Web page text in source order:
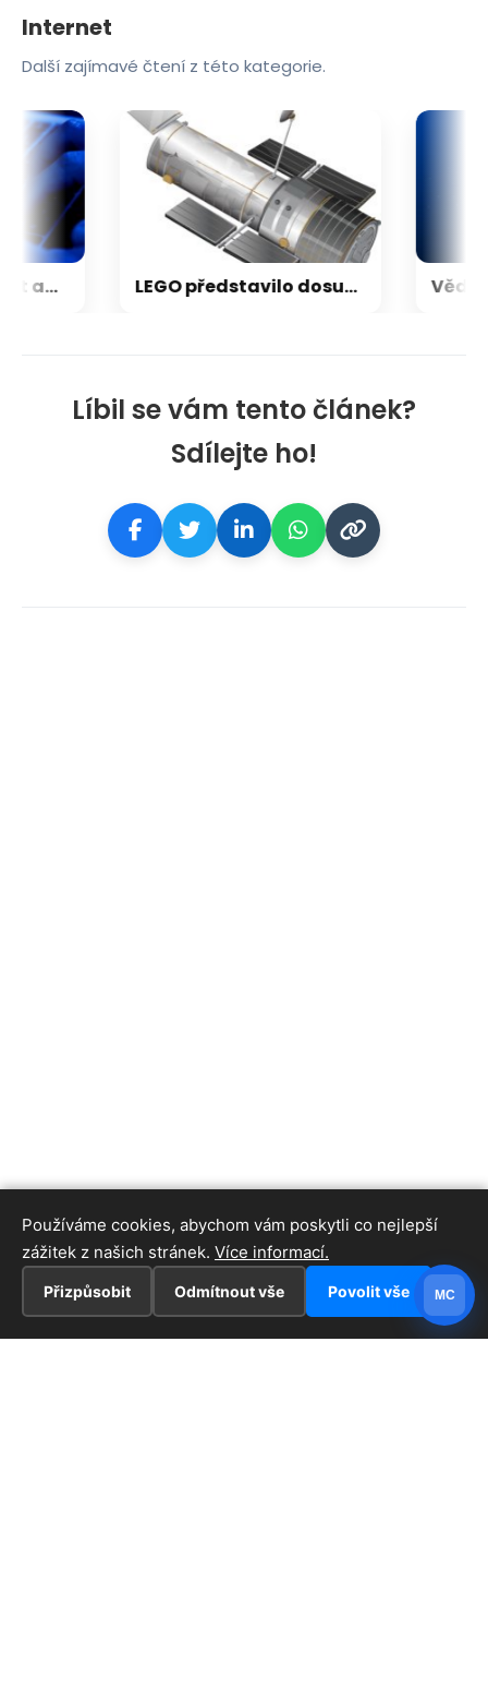
Líbil se vám tento článek?
Sdílejte ho!
Internet
Další zajímavé čtení z této kategorie.
Nestačí kontrolovat adresu webu. Nový útok na Microsoft využívá oficiální portál LEGO představilo dosud nejdetailnější model Hubbleova teleskopu
Používáme cookies, abychom vám poskytli co nejlepší
zážitek z našich stránek. Více informací.
Přizpůsobit Odmítnout vše Povolit vše MC